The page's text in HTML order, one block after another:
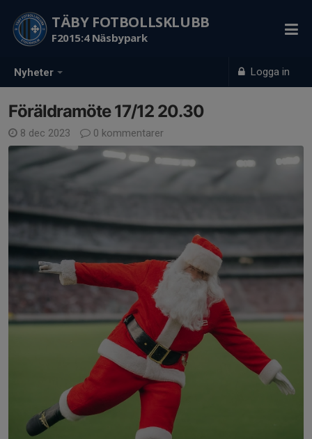
Nyheter Logga in
TÄBY FOTBOLLSKLUBB
F2015:4 Näsbypark
Föräldramöte 17/12 20.30
8 dec 2023 0 kommentarer